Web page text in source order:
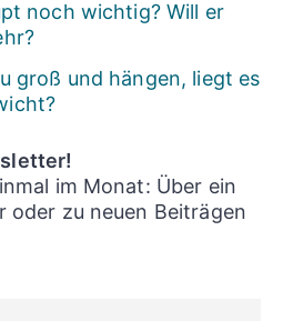
noch wichtig? Will er
groß und hängen, liegt es
im Monat: Über ein
oder zu neuen Beiträgen